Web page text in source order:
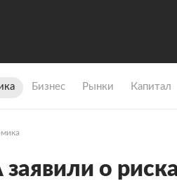
Бизнес Рынки Капитал
о